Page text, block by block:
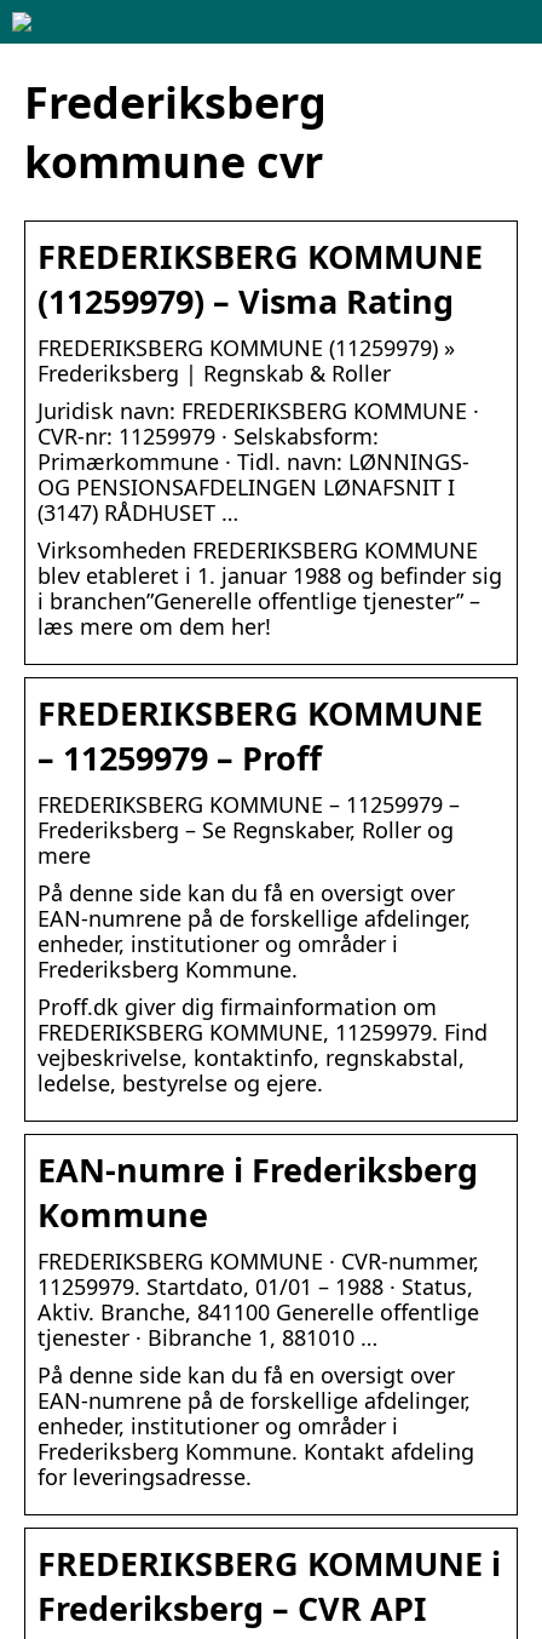
Frederiksberg
kommune cvr
FREDERIKSBERG KOMMUNE
(11259979) – Visma Rating
FREDERIKSBERG KOMMUNE (11259979) »
Frederiksberg | Regnskab & Roller
Juridisk navn: FREDERIKSBERG KOMMUNE ·
CVR-nr: 11259979 · Selskabsform:
Primærkommune · Tidl. navn: LØNNINGS-
OG PENSIONSAFDELINGEN LØNAFSNIT I
(3147) RÅDHUSET …
Virksomheden FREDERIKSBERG KOMMUNE
blev etableret i 1. januar 1988 og befinder sig
i branchen”Generelle offentlige tjenester” –
læs mere om dem her!
FREDERIKSBERG KOMMUNE
– 11259979 – Proff
FREDERIKSBERG KOMMUNE – 11259979 –
Frederiksberg – Se Regnskaber, Roller og
mere
På denne side kan du få en oversigt over
EAN-numrene på de forskellige afdelinger,
enheder, institutioner og områder i
Frederiksberg Kommune.
Proff.dk giver dig firmainformation om
FREDERIKSBERG KOMMUNE, 11259979. Find
vejbeskrivelse, kontaktinfo, regnskabstal,
ledelse, bestyrelse og ejere.
EAN-numre i Frederiksberg
Kommune
FREDERIKSBERG KOMMUNE · CVR-nummer,
11259979. Startdato, 01/01 – 1988 · Status,
Aktiv. Branche, 841100 Generelle offentlige
tjenester · Bibranche 1, 881010 …
På denne side kan du få en oversigt over
EAN-numrene på de forskellige afdelinger,
enheder, institutioner og områder i
Frederiksberg Kommune. Kontakt afdeling
for leveringsadresse.
FREDERIKSBERG KOMMUNE i
Frederiksberg – CVR API